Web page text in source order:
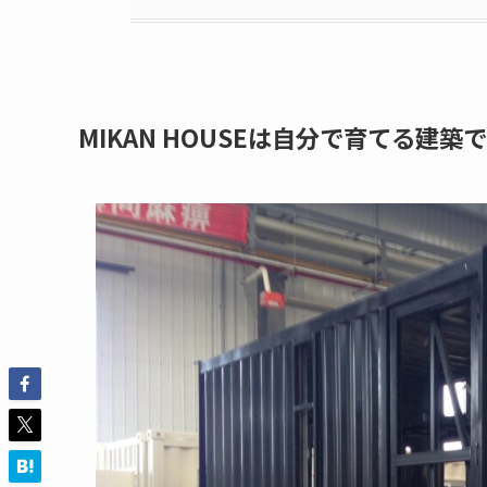
MIKAN HOUSEは自分で育てる建築